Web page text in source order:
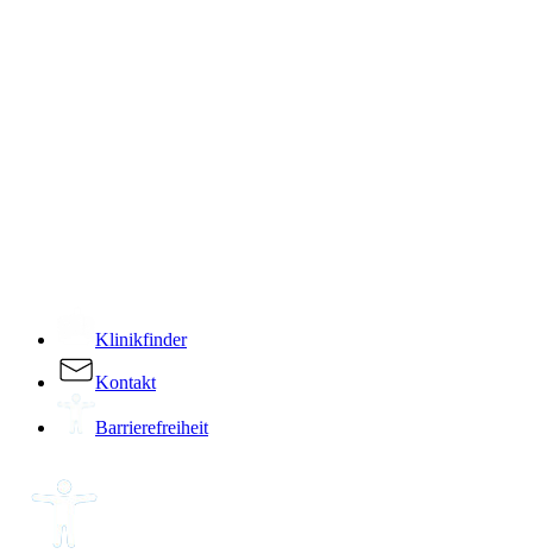
Klinikfinder
Kontakt
Barrierefreiheit